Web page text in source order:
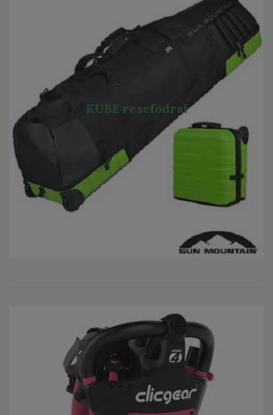
KUBE resefodral